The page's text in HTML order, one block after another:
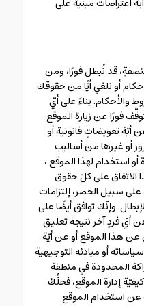
اعتراضات مبنية على
قد نُبطل فورًا، ومن
أو نلغي أيًّا من حقوقك
والأحكام. بناءً على أيّ
فورًا عن زيارة الموقع
أيّة تعويضاتٍ قانونية أو
أو غيرها من أساليب
استخدام لهذا الموقع ،
الاتفاق على كلّ حقوق
سبيل الحصر، إلتزامات
وإنّك توافق أيضًا على
أيّ فردٍ آخر نتيجة تعليق
عن هذا الموقع أو عن أيّة
أو مبادئه التوجيهية
المحدودة في منطقة
إدارة الموقع، فحلُّكَ
عن استخدام الموقع